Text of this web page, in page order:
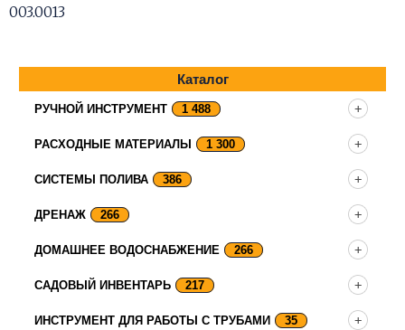
003.0013
Каталог
РУЧНОЙ ИНСТРУМЕНТ 1 488
РАСХОДНЫЕ МАТЕРИАЛЫ 1 300
СИСТЕМЫ ПОЛИВА 386
ДРЕНАЖ 266
ДОМАШНЕЕ ВОДОСНАБЖЕНИЕ 266
САДОВЫЙ ИНВЕНТАРЬ 217
ИНСТРУМЕНТ ДЛЯ РАБОТЫ С ТРУБАМИ 35